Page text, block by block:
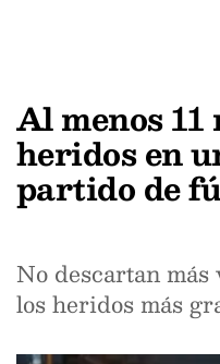
Al menos
heridos en
partido de
No descartan
los heridos más